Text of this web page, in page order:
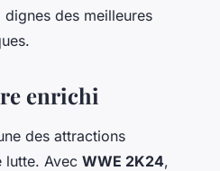
des meilleures
enrichi
des attractions
lutte. Avec WWE 2K24,